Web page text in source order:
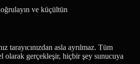
ve küçültün
tarayıcınızdan asla ayrılmaz. Tüm
olarak gerçekleşir, hiçbir şey sunucuya